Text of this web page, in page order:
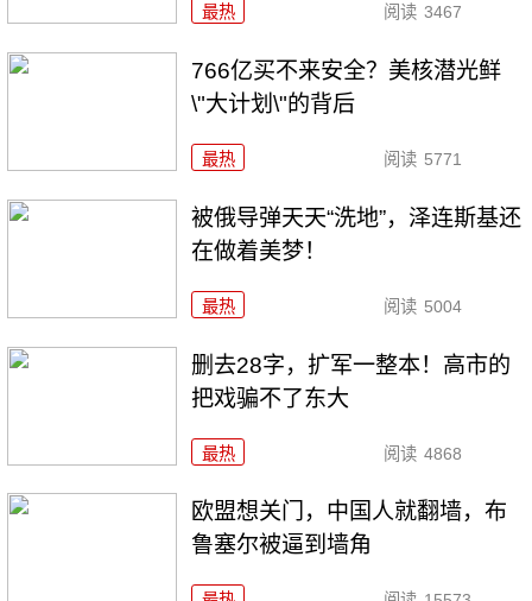
最热 阅读 3467
766亿买不来安全？美核潜光鲜
\"大计划\"的背后
最热 阅读 5771
被俄导弹天天“洗地”，泽连斯基还
在做着美梦！
最热 阅读 5004
删去28字，扩军一整本！高市的
把戏骗不了东大
最热 阅读 4868
欧盟想关门，中国人就翻墙，布
鲁塞尔被逼到墙角